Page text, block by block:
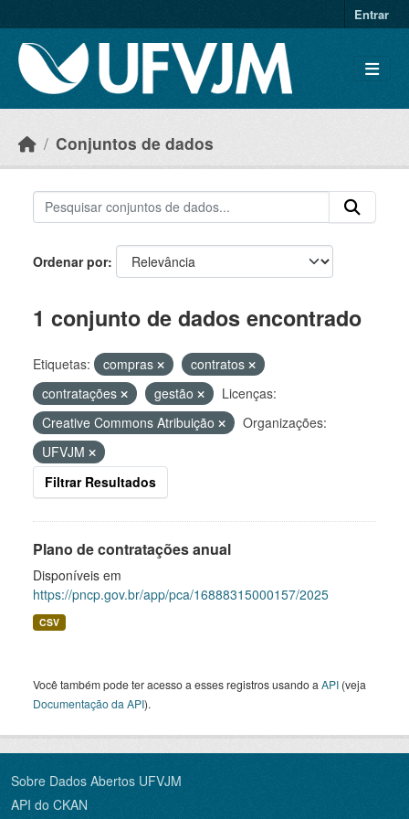
Entrar
Conjuntos de dados
Ordenar por
1 conjunto de dados encontrado
Etiquetas: compras
contratos
contratações
gestão
Licenças:
Creative Commons Atribuição
Organizações:
UFVJM
Filtrar Resultados
Plano de contratações anual
Disponíveis em
https://pncp.gov.br/app/pca/16888315000157/2025
CSV
Você também pode ter acesso a esses registros usando a API (veja
Documentação da API).
Sobre Dados Abertos UFVJM
API do CKAN